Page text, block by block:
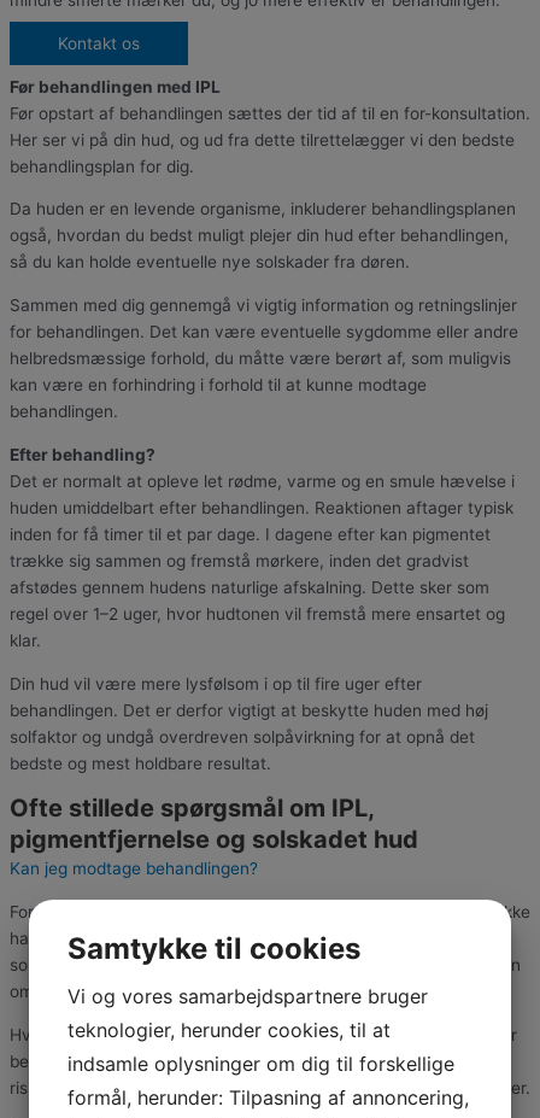
Kontakt os
Før behandlingen med IPL
Før opstart af behandlingen sættes der tid af til en for-konsultation.
Her ser vi på din hud, og ud fra dette tilrettelægger vi den bedste
behandlingsplan for dig.
Da huden er en levende organisme, inkluderer behandlingsplanen
også, hvordan du bedst muligt plejer din hud efter behandlingen,
så du kan holde eventuelle nye solskader fra døren.
Sammen med dig gennemgå vi vigtig information og retningslinjer
for behandlingen. Det kan være eventuelle sygdomme eller andre
helbredsmæssige forhold, du måtte være berørt af, som muligvis
kan være en forhindring i forhold til at kunne modtage
behandlingen.
Efter behandling?
Det er normalt at opleve let rødme, varme og en smule hævelse i
huden umiddelbart efter behandlingen. Reaktionen aftager typisk
inden for få timer til et par dage. I dagene efter kan pigmentet
trække sig sammen og fremstå mørkere, inden det gradvist
afstødes gennem hudens naturlige afskalning. Dette sker som
regel over 1–2 uger, hvor hudtonen vil fremstå mere ensartet og
klar.
Din hud vil være mere lysfølsom i op til fire uger efter
behandlingen. Det er derfor vigtigt at beskytte huden med høj
solfaktor og undgå overdreven solpåvirkning for at opnå det
bedste og mest holdbare resultat.
Ofte stillede spørgsmål om IPL,
pigmentfjernelse og solskadet hud​
Kan jeg modtage behandlingen?
For at kunne modtage behandlingen er det meget vigtigt, at du ikke
har solbadet aktivt fire uger før din behandling. Med aktiv
solbadning mener vi, at du ikke har været i solen med en intention
om at blive brun.
Hvis din hud er solbrun, når du modtager IPL-behandlingen, bliver
behandlingen mere ubehagelig, mindre effektiv og der er øget
risiko for bivirkninger som for eksempel overfladiske forbrændinger.
Samtykke til cookies
Vi og vores samarbejdspartnere bruger
teknologier, herunder cookies, til at
indsamle oplysninger om dig til forskellige
formål, herunder: Tilpasning af annoncering,